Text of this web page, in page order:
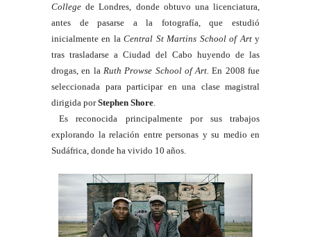
College de Londres, donde obtuvo una licenciatura,
antes de pasarse a la fotografía, que estudió
inicialmente en la Central St Martins School of Art y
tras trasladarse a Ciudad del Cabo huyendo de las
drogas, en la Ruth Prowse School of Art. En 2008 fue
seleccionada para participar en una clase magistral
dirigida por Stephen Shore
Es reconocida principalmente por sus trabajos
explorando la relación entre personas y su medio en
Sudáfrica, donde ha vivido 10 años.